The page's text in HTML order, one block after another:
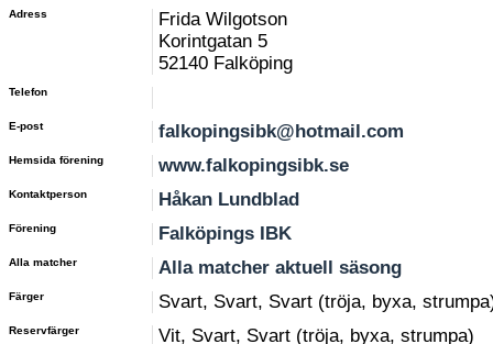
Adress
Frida Wilgotson
Korintgatan 5
52140 Falköping
Telefon
E-post falkopingsibk@hotmail.com
Hemsida förening www.falkopingsibk.se
Kontaktperson Håkan Lundblad
Förening Falköpings IBK
Alla matcher Alla matcher aktuell säsong
Färger Svart, Svart, Svart (tröja, byxa,
Reservfärger Vit, Svart, Svart (tröja, byxa, strumpa)